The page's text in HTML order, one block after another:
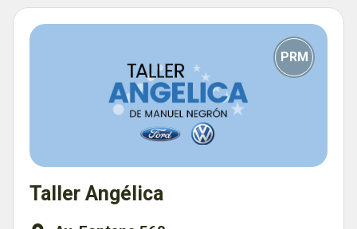
PRM
Taller Angélica